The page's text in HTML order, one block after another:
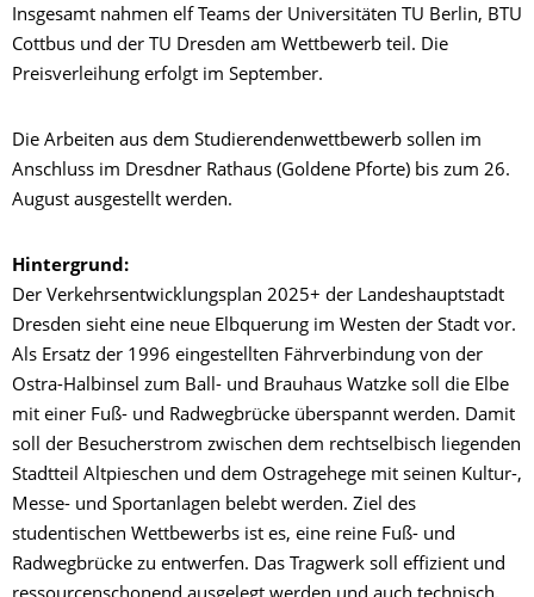
Insgesamt nahmen elf Teams der Universitäten TU Berlin, BTU
Cottbus und der TU Dresden am Wettbewerb teil. Die
Preisverleihung erfolgt im September.
Die Arbeiten aus dem Studierendenwettbewerb sollen im
Anschluss im Dresdner Rathaus (Goldene Pforte) bis zum 26.
August ausgestellt werden.
Hintergrund:
Der Verkehrsentwicklungsplan 2025+ der Landeshauptstadt
Dresden sieht eine neue Elbquerung im Westen der Stadt vor.
Als Ersatz der 1996 eingestellten Fährverbindung von der
Ostra-Halbinsel zum Ball- und Brauhaus Watzke soll die Elbe
mit einer Fuß- und Radwegbrücke überspannt werden. Damit
soll der Besucherstrom zwischen dem rechtselbisch liegenden
Stadtteil Altpieschen und dem Ostragehege mit seinen Kultur-,
Messe- und Sportanlagen belebt werden. Ziel des
studentischen Wettbewerbs ist es, eine reine Fuß- und
Radwegbrücke zu entwerfen. Das Tragwerk soll effizient und